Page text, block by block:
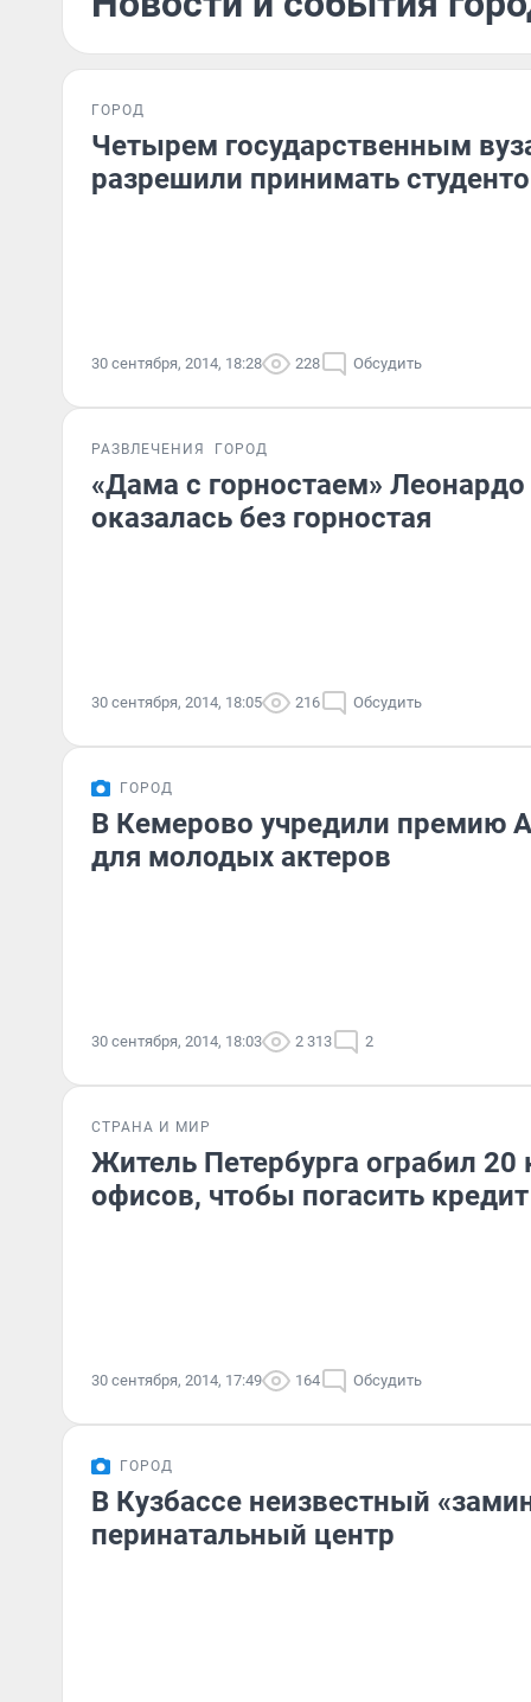
ГОРОД
Четырем государственным
разрешили принимать
30 сентября, 2014, 18:28 228 Обсудить
РАЗВЛЕЧЕНИЯ ГОРОД
«Дама с горностаем»
оказалась без горностая
30 сентября, 2014, 18:05 216 Обсудить
ГОРОД
В Кемерово учредили премию
для молодых актеров
30 сентября, 2014, 18:03 2 313 2
СТРАНА И МИР
Житель Петербурга ограбил 20
офисов, чтобы погасить кредит
30 сентября, 2014, 17:49 164 Обсудить
ГОРОД
В Кузбассе неизвестный
перинатальный центр